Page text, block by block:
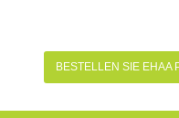
BESTELLEN SIE EHAA